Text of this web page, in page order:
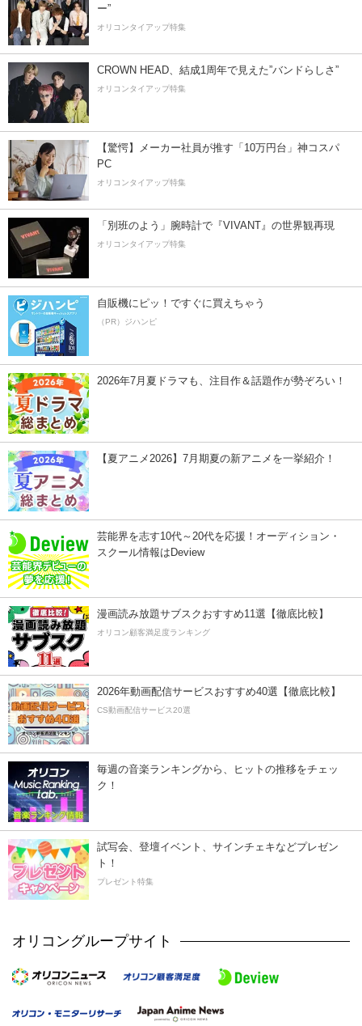
ー”
オリコンタイアップ特集
CROWN HEAD、結成1周年で見えた”バンドらしさ”
オリコンタイアップ特集
【驚愕】メーカー社員が推す「10万円台」神コスパ
PC
オリコンタイアップ特集
「別班のよう」腕時計で『VIVANT』の世界観再現
オリコンタイアップ特集
自販機にピッ！ですぐに買えちゃう
（PR）ジハンピ
2026年7月夏ドラマも、注目作＆話題作が勢ぞろい！
【夏アニメ2026】7月期夏の新アニメを一挙紹介！
芸能界を志す10代～20代を応援！オーディション・
スクール情報はDeview
漫画読み放題サブスクおすすめ11選【徹底比較】
オリコン顧客満足度ランキング
2026年動画配信サービスおすすめ40選【徹底比較】
CS動画配信サービス20選
毎週の音楽ランキングから、ヒットの推移をチェッ
ク！
試写会、登壇イベント、サインチェキなどプレゼン
ト！
プレゼント特集
オリコングループサイト